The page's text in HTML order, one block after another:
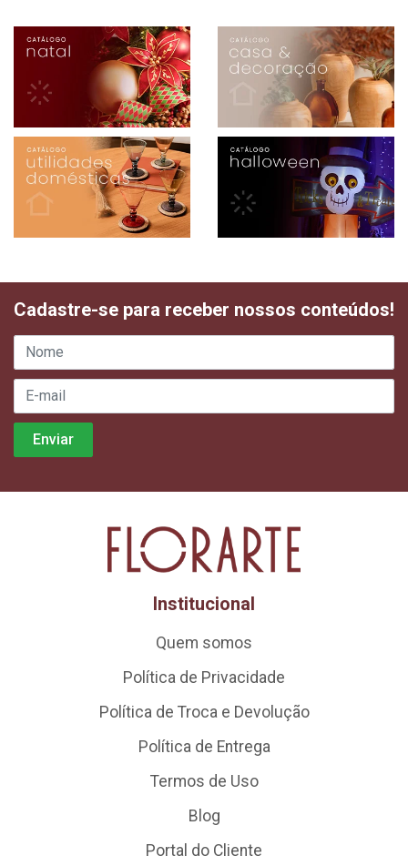
Cadastre-se para receber nossos conteúdos!
Institucional
Quem somos
Política de Privacidade
Política de Troca e Devolução
Política de Entrega
Termos de Uso
Blog
Portal do Cliente